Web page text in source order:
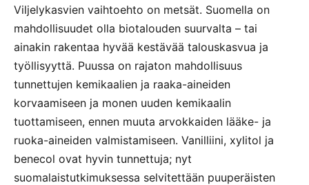
Viljelykasvien vaihtoehto on metsät. Suomella on
mahdollisuudet olla biotalouden suurvalta – tai
ainakin rakentaa hyvää kestävää talouskasvua ja
työllisyyttä. Puussa on rajaton mahdollisuus
tunnettujen kemikaalien ja raaka-aineiden
korvaamiseen ja monen uuden kemikaalin
tuottamiseen, ennen muuta arvokkaiden lääke- ja
ruoka-aineiden valmistamiseen. Vanilliini, xylitol ja
benecol ovat hyvin tunnettuja; nyt
suomalaistutkimuksessa selvitettään puuperäisten